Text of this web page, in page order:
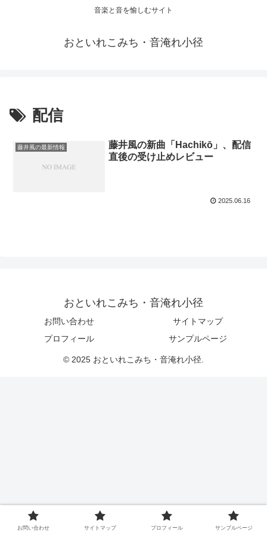
音楽と音を愉しむサイト
おといれこみち・音淹れ小径
配信
藤井風の最新情報
藤井風の新曲「Hachikō」、配信
直後の受け止めレビュー
2025.06.16
おといれこみち・音淹れ小径
お問い合わせ
サイトマップ
プロフィール
サンプルページ
© 2025 おといれこみち・音淹れ小径.
お問い合わせ サイトマップ プロフィール サンプルページ